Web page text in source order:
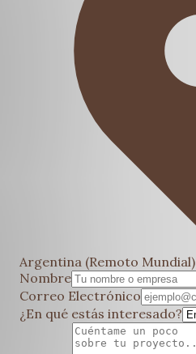
Argentina (Remoto Mundial)
Nombre
Correo Electrónico
¿En qué estás interesado?